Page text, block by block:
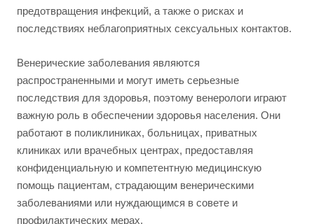
предотвращения инфекций, а также о рисках и
последствиях неблагоприятных сексуальных контактов.
Венерические заболевания являются
распространенными и могут иметь серьезные
последствия для здоровья, поэтому венерологи играют
важную роль в обеспечении здоровья населения. Они
работают в поликлиниках, больницах, приватных
клиниках или врачебных центрах, предоставляя
конфиденциальную и компетентную медицинскую
помощь пациентам, страдающим венерическими
заболеваниями или нуждающимся в совете и
профилактических мерах.